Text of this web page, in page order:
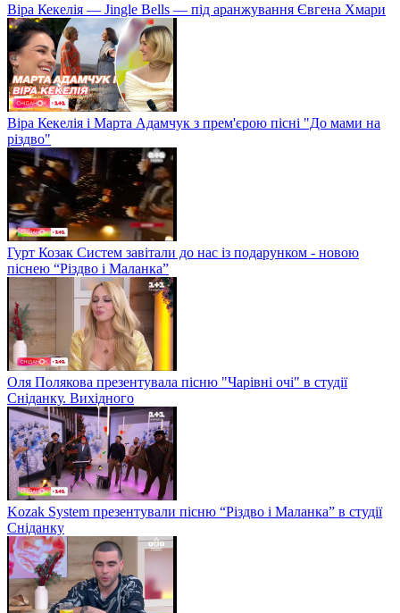
Віра Кекелія — Jingle Bells — під аранжування Євгена Хмари
Віра Кекелія і Марта Адамчук з прем'єрою пісні "До мами на
різдво"
Гурт Козак Систем завітали до нас із подарунком - новою
піснею “Різдво і Маланка”
Оля Полякова презентувала пісню "Чарівні очі" в студії
Сніданку. Вихідного
Kozak System презентували пісню “Різдво і Маланка” в студії
Сніданку